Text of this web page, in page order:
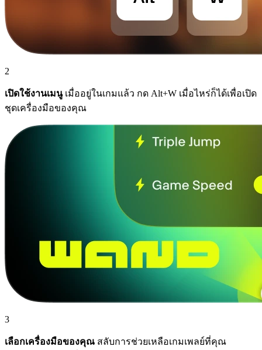
2
เปิดใช้งานเมนูเมื่ออยู่ในเกมแล้ว กด Alt+W เมื่อไหร่ก็ได้เพื่อเปิด
ชุดเครื่องมือของคุณ
3
เลือกเครื่องมือของคุณ สลับการช่วยเหลือเกมเพลย์ที่คุณ